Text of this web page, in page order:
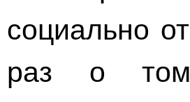
социально
раз о